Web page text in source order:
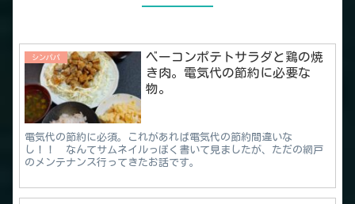
シンパパ
ベーコンポテトサラダと鶏の焼
き肉。電気代の節約に必要な
物。
電気代の節約に必須。これがあれば電気代の節約間違いな
し！！ なんてサムネイルっぽく書いて見ましたが、ただの網戸
のメンテナンス行ってきたお話です。